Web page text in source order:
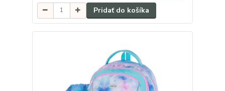
Pridať do košíka